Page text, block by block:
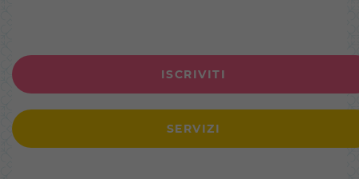
ISCRIVITI
SERVIZI